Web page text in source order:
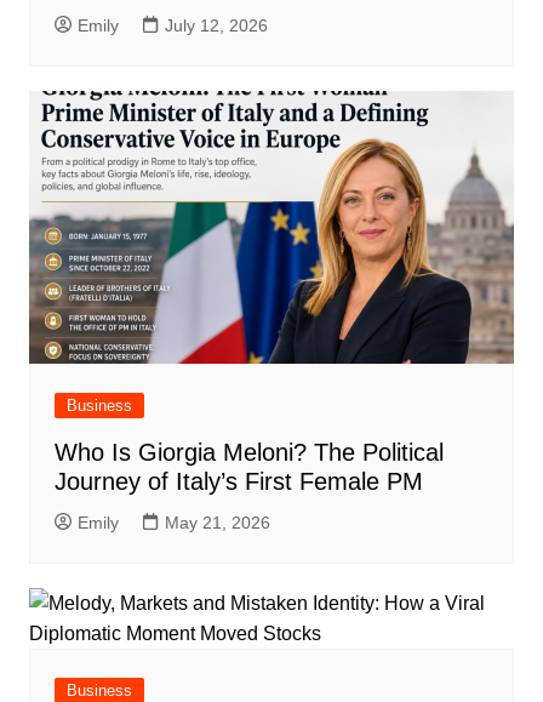
Emily July 12, 2026
Business
Who Is Giorgia Meloni? The Political
Journey of Italy’s First Female PM
Emily May 21, 2026
Business